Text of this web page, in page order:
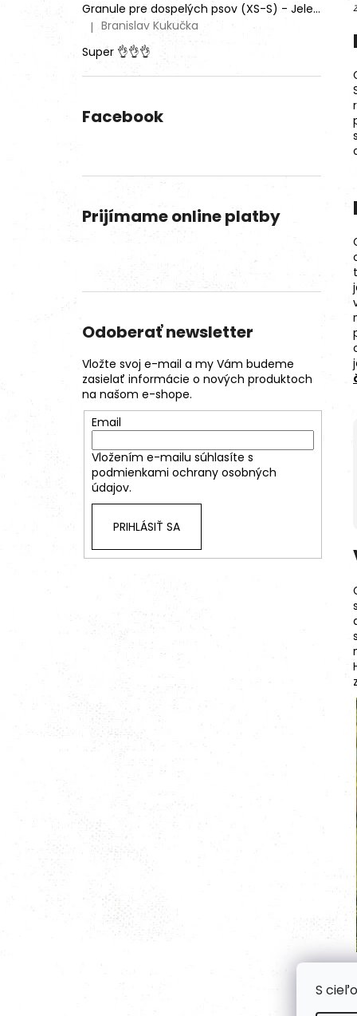
S
Granule pre dospelých psov (XS-S) - Jeleň lesný (SENSITIVE) 9kg
Hodnotenie produktu je 5 z 5 hviezdičiek.
| Branislav Kukučka
Super 👌👌👌
Facebook
Prijímame online platby
Odoberať newsletter
Vložte svoj e-mail a my Vám budeme
zasielať informácie o nových produktoch
na našom e-shope.
Email
Vložením e-mailu súhlasíte s
podmienkami ochrany osobných
údajov.
PRIHLÁSIŤ SA